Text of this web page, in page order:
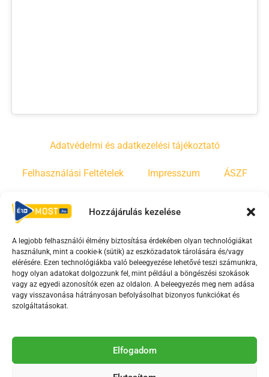
Hozzájárulás kezelése
A legjobb felhasználói élmény biztosítása érdekében olyan technológiákat
használunk, mint a cookie-k (sütik) az eszközadatok tárolására és/vagy
elérésére. Ezen technológiákba való beleegyezése lehetővé teszi számunkra,
hogy olyan adatokat dolgozzunk fel, mint például a böngészési szokások
vagy az egyedi azonosítók ezen az oldalon. A beleegyezés meg nem adása
vagy visszavonása hátrányosan befolyásolhat bizonyos funkciókat és
szolgáltatásokat.
Elfogadom
Adatvédelmi és adatkezelési tájékoztató
Felhasználási Feltételek Impresszum ÁSZF
Irányelvek
F
a
c
e
b
o
-
Y
o
u
t
u
e
s
T
i
k
t
Az Érd Média médiaszolgáltatási tevékenységét a
Médiatanács a Magyar Média Mecenatúra program